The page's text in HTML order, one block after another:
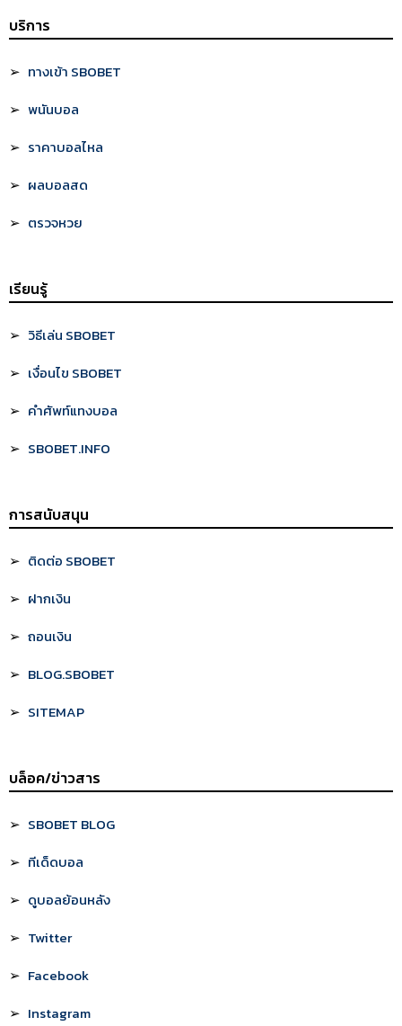
บริการ
ทางเข้า SBOBET
พนันบอล
ราคาบอลไหล
ผลบอลสด
ตรวจหวย
เรียนรู้
วิธีเล่น SBOBET
เงื่อนไข SBOBET
คำศัพท์แทงบอล
SBOBET.INFO
การสนับสนุน
ติดต่อ SBOBET
ฝากเงิน
ถอนเงิน
BLOG.SBOBET
SITEMAP
บล็อค/ข่าวสาร
SBOBET BLOG
ทีเด็ดบอล
ดูบอลย้อนหลัง
Twitter
Facebook
Instagram